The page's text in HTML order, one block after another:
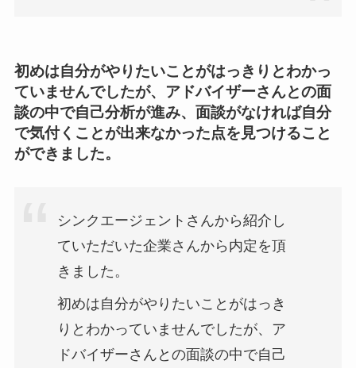
初めは自分がやりたいことがはっきりとわかっ
ていませんでしたが、アドバイザーさんとの面
談の中で自己分析が進み、面談がなければ自分
で気付くことが出来なかった点を見つけること
ができました。
シンクエージェントさんから紹介し
ていただいた企業さんから内定を頂
きました。
初めは自分がやりたいことがはっき
りとわかっていませんでしたが、ア
ドバイザーさんとの面談の中で自己